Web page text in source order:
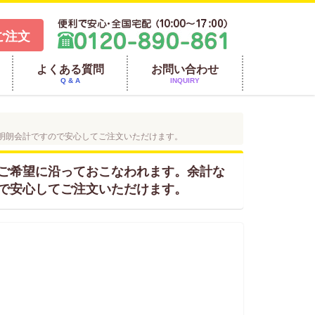
文
よくある質問
Q & A
お問い合わせ
INQUIRY
会計ですので安心してご注文いただけます。
希望に沿っておこなわれます。余計な
心してご注文いただけます。